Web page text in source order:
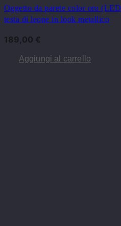
Oggetto da parete color oro
testa di leone in look metallico
189,00 €
Aggiungi al carrello